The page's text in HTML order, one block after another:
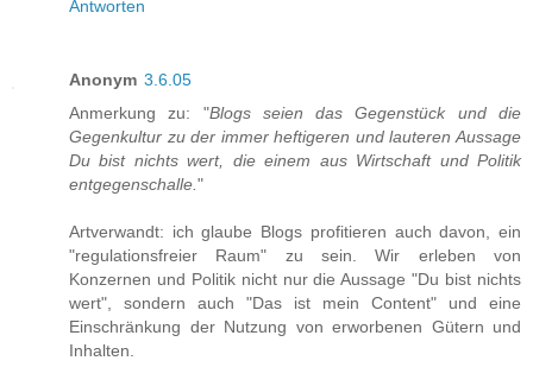
Antworten
Anonym 3.6.05
Anmerkung zu: "Blogs seien das Gegenstück und die
Gegenkultur zu der immer heftigeren und lauteren Aussage
Du bist nichts wert, die einem aus Wirtschaft und Politik
entgegenschalle. "
Artverwandt: ich glaube Blogs profitieren auch davon, ein
"regulationsfreier Raum" zu sein. Wir erleben von
Konzernen und Politik nicht nur die Aussage "Du bist nichts
wert", sondern auch "Das ist mein Content" und eine
Einschränkung der Nutzung von erworbenen Gütern und
Inhalten.